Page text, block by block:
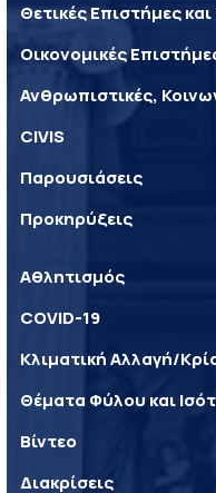
Θετικές Επιστήμες
Οικονομικές
Ανθρωπιστικές,
CIVIS
Παρουσιάσεις
Προκηρύξεις
Αθλητισμός
COVID-19
Κλιματική Αλλαγή/
Θέματα Φύλου και
Βίντεο
Διακρίσεις